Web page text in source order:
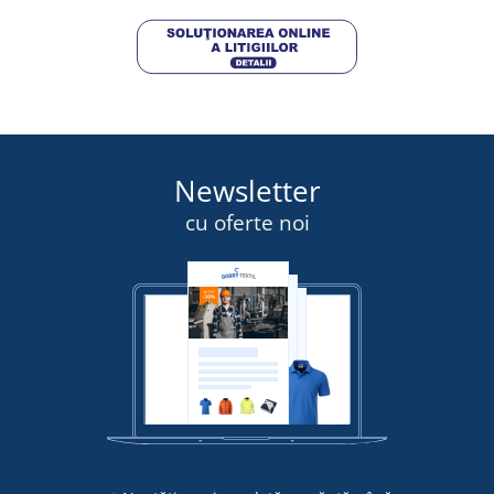
Newsletter
cu oferte noi